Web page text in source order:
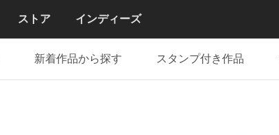
ストア インディーズ
新着作品から探す スタンプ付き作品